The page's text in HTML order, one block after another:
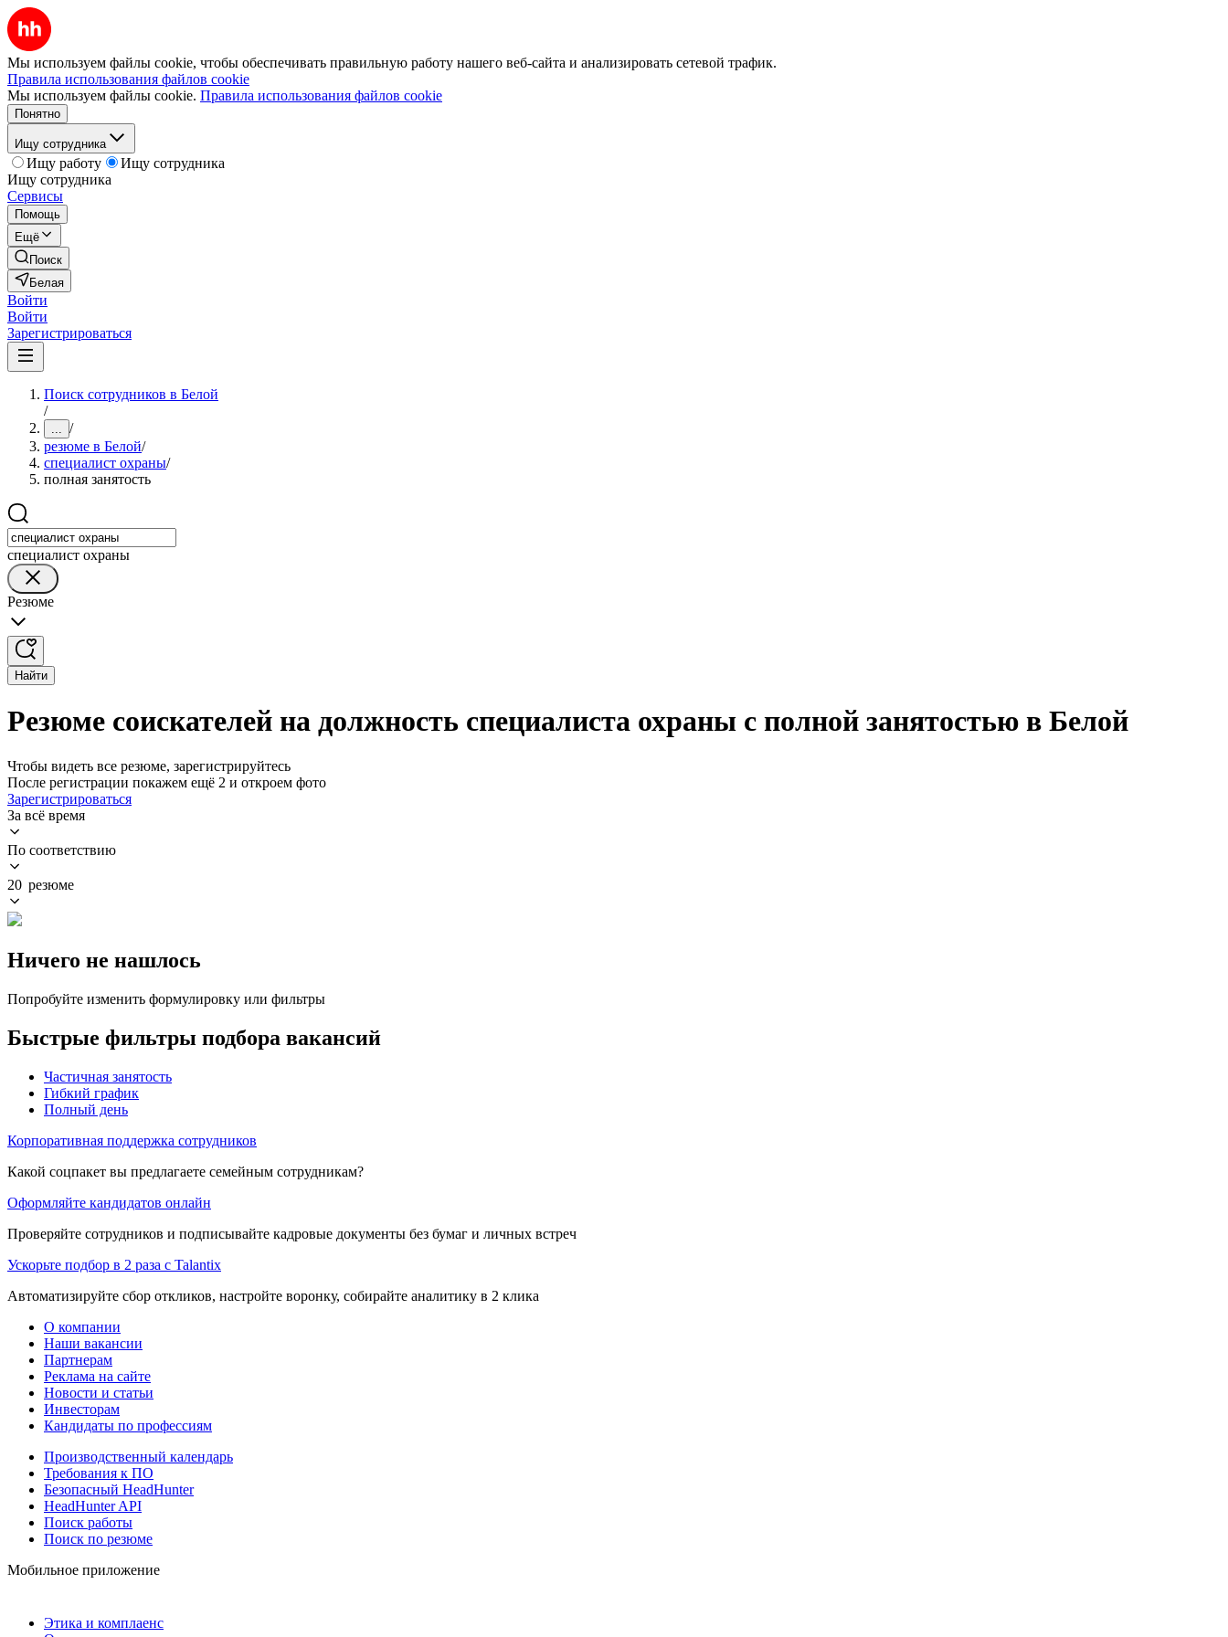
Мы используем файлы cookie, чтобы обеспечивать правильную работу нашего веб-сайта и анализировать сетевой трафик.
Правила использования файлов cookie
Мы используем файлы cookie. Правила использования файлов cookie
Понятно
Ищу сотрудника
Ищу работу
Ищу сотрудника
Ищу сотрудника
Сервисы
Помощь
Ещё
Поиск
Белая
Войти
Войти
Зарегистрироваться
Поиск сотрудников в Белой
/
... /
резюме в Белой/
специалист охраны/
полная занятость
специалист охраны
Резюме
Найти
Резюме соискателей на должность специалиста охраны с полной занятостью в Белой
Чтобы видеть все резюме, зарегистрируйтесь
После регистрации покажем ещё 2 и откроем фото
Зарегистрироваться
За всё время
По соответствию
20 резюме
Ничего не нашлось
Попробуйте изменить формулировку или фильтры
Быстрые фильтры подбора вакансий
Частичная занятость
Гибкий график
Полный день
Корпоративная поддержка сотрудников
Какой соцпакет вы предлагаете семейным сотрудникам?
Оформляйте кандидатов онлайн
Проверяйте сотрудников и подписывайте кадровые документы без бумаг и личных встреч
Ускорьте подбор в 2 раза с Talantix
Автоматизируйте сбор откликов, настройте воронку, собирайте аналитику в 2 клика
О компании
Наши вакансии
Партнерам
Реклама на сайте
Новости и статьи
Инвесторам
Кандидаты по профессиям
Производственный календарь
Требования к ПО
Безопасный HeadHunter
HeadHunter API
Поиск работы
Поиск по резюме
Мобильное приложение
Этика и комплаенс